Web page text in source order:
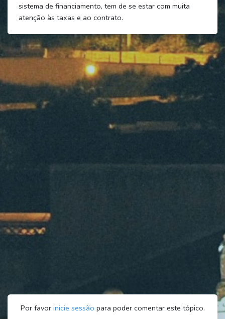
sistema de financiamento, tem de se estar com muita
atenção às taxas e ao contrato.
Por favor inicie sessão para poder comentar este tópico.